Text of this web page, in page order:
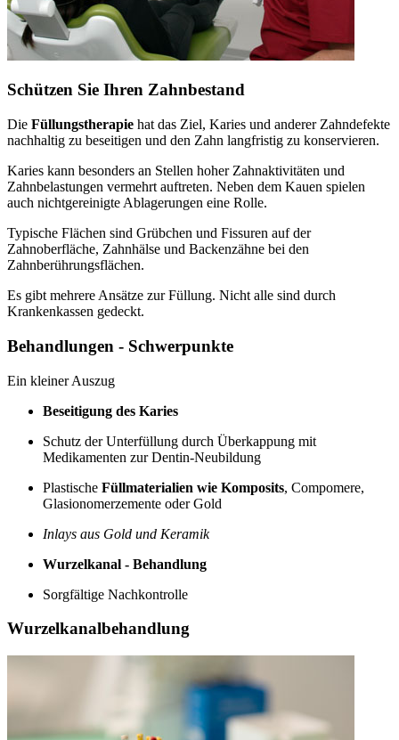
Schützen Sie Ihren Zahnbestand
Die Füllungstherapie hat das Ziel, Karies und anderer Zahndefekte
nachhaltig zu beseitigen und den Zahn langfristig zu konservieren.
Karies kann besonders an Stellen hoher Zahnaktivitäten und
Zahnbelastungen vermehrt auftreten. Neben dem Kauen spielen
auch nichtgereinigte Ablagerungen eine Rolle.
Typische Flächen sind Grübchen und Fissuren auf der
Zahnoberfläche, Zahnhälse und Backenzähne bei den
Zahnberührungsflächen.
Es gibt mehrere Ansätze zur Füllung. Nicht alle sind durch
Krankenkassen gedeckt.
Behandlungen - Schwerpunkte
Ein kleiner Auszug
Beseitigung des Karies
Schutz der Unterfüllung durch Überkappung mit
Medikamenten zur Dentin-Neubildung
Plastische Füllmaterialien wie Komposits, Compomere,
Glasionomerzemente oder Gold
Inlays aus Gold und Keramik
Wurzelkanal - Behandlung
Sorgfältige Nachkontrolle
Wurzelkanalbehandlung